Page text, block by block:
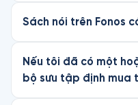
Sách nói trên Fonos
Nếu tôi đã có một
bộ sưu tập định mua